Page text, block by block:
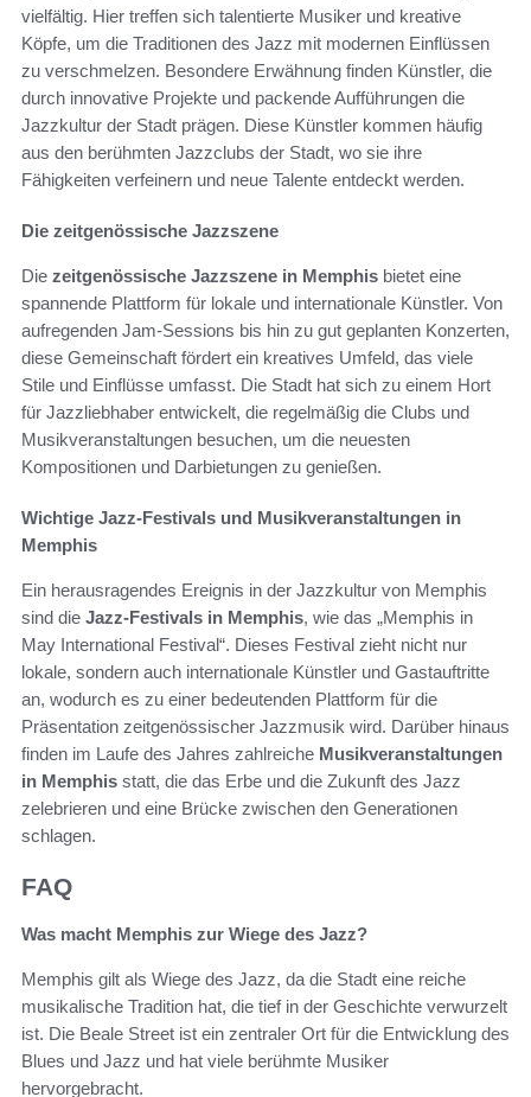
vielfältig. Hier treffen sich talentierte Musiker und kreative
Köpfe, um die Traditionen des Jazz mit modernen Einflüssen
zu verschmelzen. Besondere Erwähnung finden Künstler, die
durch innovative Projekte und packende Aufführungen die
Jazzkultur der Stadt prägen. Diese Künstler kommen häufig
aus den berühmten Jazzclubs der Stadt, wo sie ihre
Fähigkeiten verfeinern und neue Talente entdeckt werden.
Die zeitgenössische Jazzszene
Die zeitgenössische Jazzszene in Memphis bietet eine
spannende Plattform für lokale und internationale Künstler. Von
aufregenden Jam-Sessions bis hin zu gut geplanten Konzerten,
diese Gemeinschaft fördert ein kreatives Umfeld, das viele
Stile und Einflüsse umfasst. Die Stadt hat sich zu einem Hort
für Jazzliebhaber entwickelt, die regelmäßig die Clubs und
Musikveranstaltungen besuchen, um die neuesten
Kompositionen und Darbietungen zu genießen.
Wichtige Jazz-Festivals und Musikveranstaltungen in
Memphis
Ein herausragendes Ereignis in der Jazzkultur von Memphis
sind die Jazz-Festivals in Memphis, wie das „Memphis in
May International Festival“. Dieses Festival zieht nicht nur
lokale, sondern auch internationale Künstler und Gastauftritte
an, wodurch es zu einer bedeutenden Plattform für die
Präsentation zeitgenössischer Jazzmusik wird. Darüber hinaus
finden im Laufe des Jahres zahlreiche Musikveranstaltungen
in Memphis statt, die das Erbe und die Zukunft des Jazz
zelebrieren und eine Brücke zwischen den Generationen
schlagen.
FAQ
Was macht Memphis zur Wiege des Jazz?
Memphis gilt als Wiege des Jazz, da die Stadt eine reiche
musikalische Tradition hat, die tief in der Geschichte verwurzelt
ist. Die Beale Street ist ein zentraler Ort für die Entwicklung des
Blues und Jazz und hat viele berühmte Musiker
hervorgebracht.